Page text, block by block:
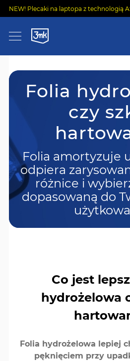
NEW! Plecaki na laptopa z technologią
Folia
czy
Folia amortyzuje
odpiera
różnice i
dopasowaną do
Co jest
hydrożelowa
Folia hydrożelowa lepiej
pęknięciem przy